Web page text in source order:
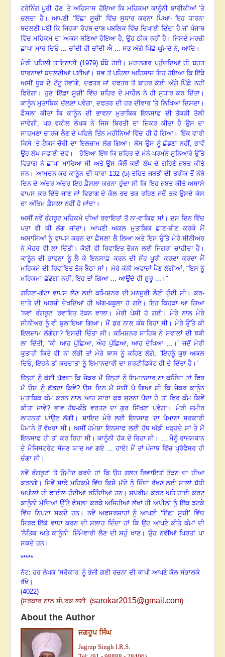
ਟਰੇਨਿੰਗ ਪੂਰੀ ਹੋਣ ’ਤੇ ਅਹਿਸਾਸ ਹੋਇਆ ਕਿ ਮਹਿਕਮਾ ਕਾਨੂੰਨੀ ਬਾਰੀਕੀਆਂ ’ਤੇ
ਚਲਦਾ ਹੈ ।ਆਪਣੀ ‘ਇੱਛਾ ਸੂਚੀ’ਵਿੱਚ ਸੁਧਾਰ ਕਰਨਾ ਪਿਆ- ਇਹ ਧਾਰਨਾ
ਬਦਲਣੀ ਪਈ ਕਿ ਜਿਹੜਾ ਰੋਹਬ-ਦਾਬ ਪਬਲਿਕ ਵਿੱਚ ਦਿਖਾਈ ਦਿੰਦਾ ਹੈ ਜਾਂ ਪੰਜਾਬ
ਵਿੱਚ ਮਹਿਕਮੇ ਦਾ ਅਕਸ ਬਣਿਆ ਹੋਇਆ ਹੈ, ਉਹ ਠੀਕ ਨਹੀਂ ਹੈ। ਜਿਸਦੇ ਮਰਜ਼ੀ
ਛਾਪਾ ਮਾਰ ਦਿਓ ... ਚਾਂਦੀ ਹੀ ਚਾਂਦੀ ਐ ... ਸਭ ਅੱਗੇ ਪਿੱਛੇ ਘੁੰਮਦੇ ਨੇ, ਆਦਿ ।
ਮੇਰੀ ਪਹਿਲੀ ਤਾਇਨਾਤੀ (1979)ਬੰਬੇ ਹੋਈ।ਮਹਾਨਗਰ ਪਹੁੰਚਦਿਆਂ ਹੀ ਬਹੁਤ
ਧਾਰਨਾਵਾਂ ਬਦਲਣੀਆਂ ਪਈਆਂ। ਸਭ ਤੋਂ ਪਹਿਲਾ ਅਹਿਸਾਸ ਇਹ ਹੋਇਆ ਕਿ ਇੱਥੇ
ਅਸੀਂ ਧੂੜ ਦੇ ਟੱਟੂ ਹੋਵਾਂਗੇ, ਦਫਤਰ ਜਾਂ ਦਫਤਰ ਤੋਂ ਬਾਹਰ ਕੋਈ ਅੱਗੇ ਪਿੱਛੇ ਨਹੀਂ
ਫਿਰੇਗਾ । ਹੁਣ ‘ਇੱਛਾ ਸੂਚੀ’ਵਿੱਚ ਸ਼ਹਿਰ ਦੇ ਮਾਹੌਲ ਨੇ ਹੀ ਸੁਧਾਰ ਕਰ ਦਿੱਤਾ ।
ਕਾਨੂੰਨ ਮੁਤਾਬਿਕ ਚੱਲਣਾ ਪਵੇਗਾ,ਦਫਤਰ ਦੀ ਹਰ ਦੀਵਾਰ ’ਤੇ ਲਿਖਿਆ ਦਿਸਦਾ ।
ਫ਼ੈਸਲਾ ਕੀਤਾ ਕਿ ਕਾਨੂੰਨ ਦੀ ਭਾਵਨਾ ਮੁਤਾਬਿਕ ਇਨਸਾਫ਼ ਦੀ ਤੱਕੜੀ ਤੋਲੀ
ਜਾਵੇਗੀ, ਪਰ ਵਕੀਲ ਲੇਖਕ ਨੇ ਜਿਸ ਬਿਰਤੀ ਦਾ ਜ਼ਿਕਰ ਕੀਤਾ ਹੈ ਉਸ ਦਾ
ਸਾਹਮਣਾ ਚਾਰਜ ਲੈਣ ਦੇ ਪਹਿਲੇ ਤਿੰਨ ਮਹੀਨਿਆਂ ਵਿੱਚ ਹੀ ਹੋ ਗਿਆ।ਇੱਕ ਵਾਰੀ
ਕਿਸੇ ’ਤੇ ਟੈਕਸ ਚੋਰੀ ਦਾ ਇਲਜ਼ਾਮ ਲੱਗ ਗਿਆ। ਬੱਸ ਉਸ ਨੂੰ ਛੱਡਣਾ ਨਹੀਂ,ਭਾਵੇਂ
ਉਹ ਲੱਖ ਸਫਾਈ ਦੇਵੇ।- ਹੋਇਆ ਇੰਝ ਕਿ ਸ਼ਹਿਰ ਦੇ ਮੰਨੇ-ਪਰਮੰਨੇ ਸੁਨਿਆਰੇ ਉੱਤੇ
ਵਿਭਾਗ ਨੇ ਛਾਪਾ ਮਾਰਿਆ ਸੀ ਅਤੇ ਉਸ ਕੋਲੋਂ ਕਈ ਲੱਖ ਦੇ ਗਹਿਣੇ ਜ਼ਬਤ ਕੀਤੇ
ਸਨ। ਆਮਦਨ-ਕਰ ਕਾਨੂੰਨ ਦੀ ਧਾਰਾ 132 (5)ਤਹਿਤ ਜਬਤੀ ਦੀ ਤਰੀਕ ਤੋਂ ਨੱਬੇ
ਦਿਨ ਦੇ ਅੰਦਰ ਅੰਦਰ ਇਹ ਫ਼ੈਸਲਾ ਕਰਨਾ ਹੁੰਦਾ ਸੀ ਕਿ ਇਹ ਜ਼ਬਤ ਕੀਤੇ ਅਸਾਸੇ
ਵਾਪਸ ਕਰ ਦਿੱਤੇ ਜਾਣ ਜਾਂ ਵਿਭਾਗ ਦੇ ਕੋਲ ਤਦ ਤਕ ਰਹਿਣ ਜਦੋਂ ਤਕ ਉਸਦੇ ਕੇਸ
ਦਾ ਅੰਤਿਮ ਫ਼ੈਸਲਾ ਨਹੀਂ ਹੋ ਜਾਂਦਾ ।
ਅਸੀਂ ਨਵੇਂ ਰੰਗਰੂਟ ਮਹਿਕਮੇ ਦੀਆਂ ਰਵਾਇਤਾਂ ਤੋਂ ਨਾ-ਵਾਕਿਫ਼ ਸਾਂ । ਦਸ ਦਿਨ ਵਿੱਚ
ਪਤਾ ਵੀ ਕੀ ਲੱਗ ਜਾਂਦਾ।ਆਪਣੀ ਅਕਲ ਮੁਤਾਬਿਕ ਛਾਣ-ਬੀਣ ਕਰਕੇ ਮੈਂ
ਅਸਾਸਿਆਂ ਨੂੰ ਵਾਪਸ ਕਰਨ ਦਾ ਫ਼ੈਸਲਾ ਲੈ ਲਿਆ ਅਤੇ ਇਸ ਉੱਤੇ ਮੇਰੇ ਸੀਨੀਅਰ
ਨੇ ਮੋਹਰ ਵੀ ਲਾ ਦਿੱਤੀ।ਕੋਈ ਵੀ ਰਿਵਾਇਤ ਤੋੜਨ ਲਈ ਜਿਗਰਾ ਚਾਹੀਦਾ ਹੈ ।
ਕਾਨੂੰਨ ਦੀ ਭਾਵਨਾ ਨੂੰ ਲੈ ਕੇ ਇਨਸਾਫ਼ ਕਰਨ ਦੀ ਸੌਂਹ ਪੂਰੀ ਕਰਦਾ ਕਰਦਾ ਮੈਂ
ਮਹਿਕਮੇ ਦੀ ਰਿਵਾਇਤ ਤੋੜ ਬੈਠਾ ਸਾਂ । ਮੇਰੇ ਕੰਨੀ ਅਵਾਜ਼ਾਂ ਪੈਣ ਲੱਗੀਆਂ, “ਇਸ ਨੂੰ
ਮਹਿਕਮਾ ਛੱਡੇਗਾ ਨਹੀਂ, ਇਹ ਤਾਂ ਗਿਆ ... ਆਉਂਦੇ ਹੀ ਸ਼ੁਰੂ ... । ”
ਗਹਿਣਾ-ਗੱਟਾ ਵਾਪਸ ਲੈਣ ਲਈ ਕਮਿਸ਼ਨਰ ਦੀ ਮਨਜ਼ੂਰੀ ਲੈਣੀ ਹੁੰਦੀ ਸੀ।ਕਰ-
ਦਾਤੇ ਦੀ ਅਰਜ਼ੀ ਦੇਖਦਿਆਂ ਹੀ ਅੱਗ-ਬਬੂਲਾ ਹੋ ਗਏ।ਇਹ ਕਿਹੜਾ ਆ ਗਿਆ
‘ਨਵਾਂ ਰੰਗਰੂਟ’ ਰਵਾਇਤ ਤੋੜਨ ਵਾਲਾ ।ਮੇਰੀ ਪੇਸ਼ੀ ਹੋ ਗਈ।ਮੇਰੇ ਨਾਲ ਮੇਰੇ
ਸੀਨੀਅਰ ਨੂੰ ਵੀ ਬੁਲਾਇਆ ਗਿਆ।ਮੈਂ ਡਰ ਨਾਲ ਕੰਬ ਰਿਹਾ ਸੀ। ਮੇਰੇ ਉੱਤੇ ਕੀ
ਇਲਜ਼ਾਮ ਲੱਗੇਗਾ? ਇਸਦੀ ਚਿੰਤਾ ਸੀ।ਕਮਿਸ਼ਨਰ ਸਾਹਿਬ ਨੇ ਸਵਾਲਾਂ ਦੀ ਝੜੀ
ਲਾ ਦਿੱਤੀ, “ਕੀ ਆਹ ਪੁੱਛਿਆ, ਔਹ ਪੁੱਛਿਆ,ਆਹ ਦੇਖਿਆ ... ।” ਜਦੋਂ ਮੇਰੀ
ਕੁਤਾਹੀ ਕਿਤੇ ਵੀ ਨਾ ਲੱਭੀ ਤਾਂ ਮੇਰੇ ਬਾਸ ਨੂੰ ਕਹਿਣ ਲੱਗੇ, “ਇਹਨੂੰ ਕੁਝ ਅਕਲ
ਦਿਓ,ਇਹਨੇ ਤਾਂ ਕਰਦਾਤਾ ਨੂੰ ਇਮਾਨਦਾਰੀ ਦਾ ਸਰਟੀਫਿਕੇਟ ਹੀ ਦੇ ਦਿੱਤਾ ਹੈ ।”
ਉਨ੍ਹਾਂ ਨੂੰ ਕੋਈ ਪੁੱਛਦਾ ਕਿ ਜੇਕਰ ਮੈਂ ਉਨ੍ਹਾਂ ਨੂੰ ਇਮਾਨਦਾਰ ਨਾ ਕਹਿੰਦਾ ਤਾਂ ਫਿਰ
ਮੈਂ ਉਸ ਨੂੰ ਛੱਡਦਾ ਕਿਵੇਂ?ਉਸ ਦਿਨ ਮੈਂ ਸੋਚੀਂ ਪੈ ਗਿਆ ਸੀ ਕਿ ਜੇਕਰ ਕਾਨੂੰਨ
ਮੁਤਾਬਿਕ ਕੰਮ ਕਰਨ ਨਾਲ ਆਹ ਸਾਰਾ ਕੁਝ ਸੁਣਨਾ ਪੈਂਦਾ ਹੈ ਤਾਂ ਫਿਰ ਕੰਮ ਕਿਵੇਂ
ਕੀਤਾ ਜਾਵੇ? ਭਾਵ ਹੱਥ-ਕੰਡੇ ਵਰਤਣ ਦਾ ਗੁਰ ਸਿੱਖਣਾ ਪਵੇਗਾ । ਮੇਰੀ ਜ਼ਮੀਰ
ਲਾਹਨਤਾਂ ਪਾਉਣ ਲੱਗੀ। ਸ਼ਾਇਦ ਮੇਰੇ ਲਈ ਇਨਸਾਫ਼ ਦਾ ਪੈਮਾਨਾ ਸਰਕਾਰੀ
ਪੈਮਾਨੇ ਤੋਂ ਵੱਖਰਾ ਸੀ। ਅਸੀਂ ਹਮੇਸ਼ਾ ਇਨਸਾਫ਼ ਲਈ ਹੱਥ ਅੱਡੀ ਖੜ੍ਹਦੇ ਸਾਂ ਤੇ ਮੈਂ
ਇਨਸਾਫ਼ ਹੀ ਤਾਂ ਕਰ ਰਿਹਾ ਸੀ।ਕਾਨੂੰਨੀ ਹੱਕ ਦੇ ਰਿਹਾ ਸੀ। ... ਮੈਨੂੰ ਰਾਜਸਥਾਨ
ਦੇ ਮੈਜਿਸਟਰੇਟ ਸੱਜਣ ਯਾਦ ਆ ਗਏ ... ਹਾਏ! ਮੈਂ ਤਾਂ ਪੰਜਾਬ ਵਿੱਚ ਪ੍ਰੋਫੈਸਰ ਹੀ
ਚੰਗਾ ਸੀ।
ਨਵੇਂ ਰੰਗਰੂਟਾਂ ਤੋਂ ਉਮੀਦ ਕਰਦੇ ਹਾਂ ਕਿ ਉਹ ਗਲਤ ਰਿਵਾਇਤਾਂ ਤੋੜਨ ਦਾ ਹੀਆ
ਕਰਨਗੇ। ਜਿਵੇਂ ਸਾਡੇ ਮਹਿਕਮੇ ਵਿੱਚ ਕਿਸੇ ਮੁੱਦੇ ਨੂੰ ਜਿੰਦਾ ਰੱਖਣ ਲਈ ਸਾਲਾਂ ਬੱਧੀ
ਅਪੀਲਾਂ ਹੀ ਫਾਈਲ ਹੁੰਦੀਆਂ ਰਹਿੰਦੀਆਂ ਹਨ।ਸੁਪਰੀਮ ਕੋਰਟ ਅਤੇ ਹਾਈ ਕੋਰਟ
ਕਾਨੂੰਨੀ ਮੁੱਦਿਆਂ ਉੱਤੇ ਫ਼ੈਸਲਾ ਕਰਕੇ ਅਜਿਹੀਆਂ ਲੱਖਾਂ ਹੀ ਅਪੀਲਾਂ ਨੂੰ ਇੱਕ ਝਟਕੇ
ਵਿੱਚ ਨਿਪਟਾ ਸਕਦੇ ਹਨ। ਨਵੇਂ ਅਫਸਰਸ਼ਾਹਾਂ ਨੂੰ ਆਪਣੀ ‘ਇੱਛਾ ਸੂਚੀ’ਵਿੱਚ
ਸਿਰਫ ਇੱਕੋ ਵਾਧਾ ਕਰਨ ਦੀ ਸਲਾਹ ਦਿੰਦਾ ਹਾਂ ਕਿ ਉਹ ਆਪਣੇ ਕੀਤੇ ਕੰਮਾਂ ਦੀ
‘ਨੈਤਿਕ ਅਤੇ ਕਾਨੂੰਨੀ’ਜ਼ਿੰਮੇਵਾਰੀ ਲੈਣ ਦੀ ਸਹੁੰ ਖਾਣ। ਉਹ ਨਵੀਂਆਂ ਪਿਰਤਾਂ ਪਾ
ਸਕਦੇ ਹਨ।
*****
ਨੋਟ: ਹਰ ਲੇਖਕ ‘ਸਰੋਕਾਰ’ ਨੂੰ ਭੇਜੀ ਗਈ ਰਚਨਾ ਦੀ ਕਾਪੀ ਆਪਣੇ ਕੋਲ ਸੰਭਾਲਕੇ
ਰੱਖੇ।
(4022)
(ਸਰੋਕਾਰ ਨਾਲ ਸੰਪਰਕ ਲਈ: (sarokar2015@gmail.com)
About the Author
ਜਗਰੂਪ ਸਿੰਘ
Jagrup Singh I.R.S.